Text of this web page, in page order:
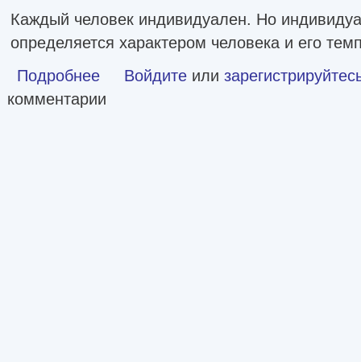
Каждый человек индивидуален. Но
определяется характером человека и его
Подробнее о Характер и судьба. Как научиться управлять
Войдите или
комментарии